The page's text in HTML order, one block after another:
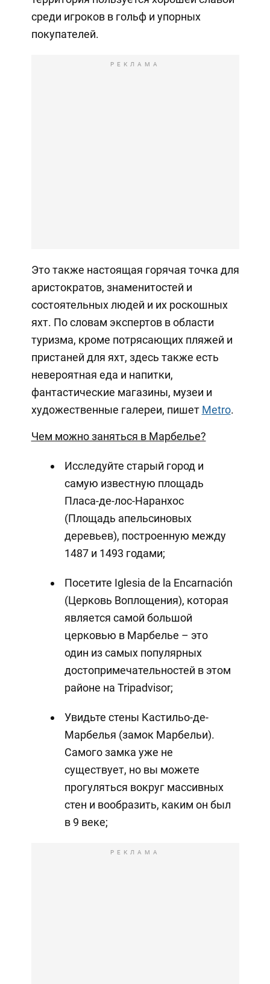
среди игроков в гольф и упорных
покупателей.
РЕКЛАМА
Это также настоящая горячая точка для
аристократов, знаменитостей и
состоятельных людей и их роскошных
яхт. По словам экспертов в области
туризма, кроме потрясающих пляжей и
пристаней для яхт, здесь также есть
невероятная еда и напитки,
фантастические магазины, музеи и
художественные галереи, пишет Metro.
Чем можно заняться в Марбелье?
Исследуйте старый город и
самую известную площадь
Пласа-де-лос-Наранхос
(Площадь апельсиновых
деревьев), построенную между
1487 и 1493 годами;
Посетите Iglesia de la Encarnación
(Церковь Воплощения), которая
является самой большой
церковью в Марбелье – это
один из самых популярных
достопримечательностей в этом
районе на Tripadvisor;
Увидьте стены Кастильо-де-
Марбелья (замок Марбельи).
Самого замка уже не
существует, но вы можете
прогуляться вокруг массивных
стен и вообразить, каким он был
в 9 веке;
РЕКЛАМА